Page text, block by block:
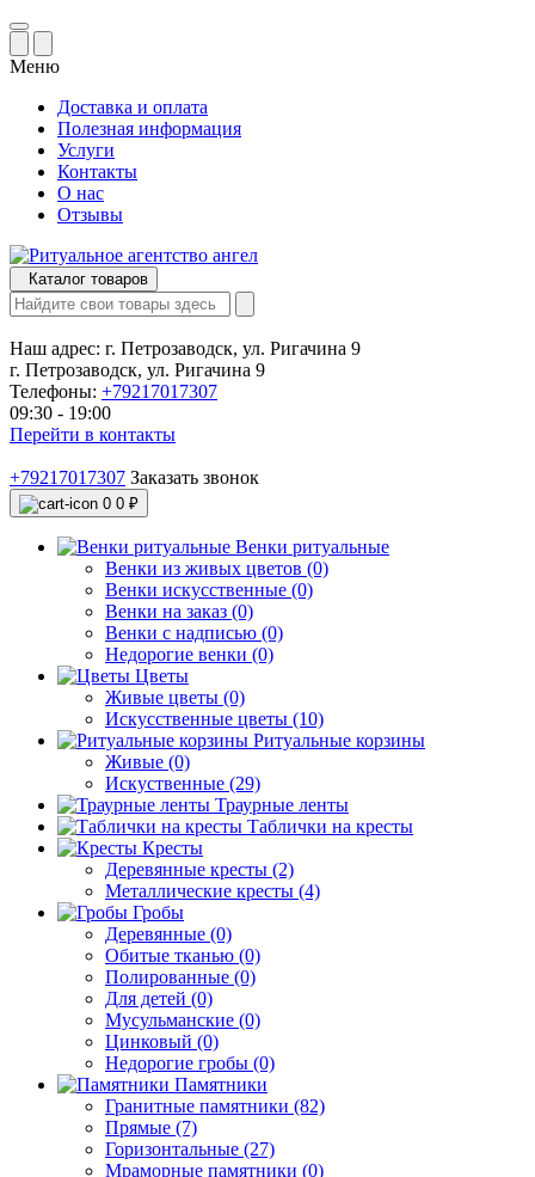
Меню
Доставка и оплата
Полезная информация
Услуги
Контакты
О нас
Отзывы
Каталог товаров
Наш адрес: г. Петрозаводск, ул. Ригачина 9
г. Петрозаводск, ул. Ригачина 9
Телефоны: +79217017307
09:30 - 19:00
Перейти в контакты
+79217017307 Заказать звонок
0 0 ₽
Венки ритуальные
Венки из живых цветов (0)
Венки искусственные (0)
Венки на заказ (0)
Венки с надписью (0)
Недорогие венки (0)
Цветы
Живые цветы (0)
Искусственные цветы (10)
Ритуальные корзины
Живые (0)
Искуственные (29)
Траурные ленты
Таблички на кресты
Кресты
Деревянные кресты (2)
Металлические кресты (4)
Гробы
Деревянные (0)
Обитые тканью (0)
Полированные (0)
Для детей (0)
Мусульманские (0)
Цинковый (0)
Недорогие гробы (0)
Памятники
Гранитные памятники (82)
Прямые (7)
Горизонтальные (27)
Мраморные памятники (0)